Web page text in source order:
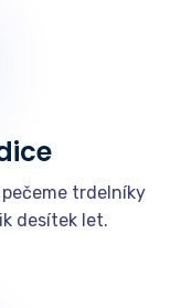
trdelníky
desítek let.